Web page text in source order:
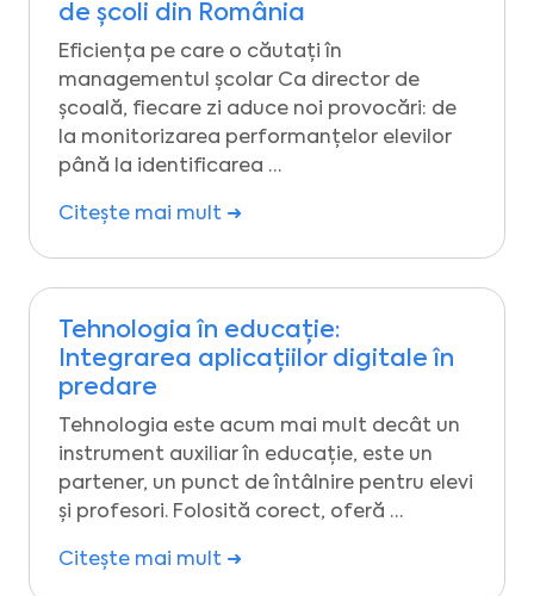
de școli din România
Eficiența pe care o căutați în
managementul școlar Ca director de
școală, fiecare zi aduce noi provocări: de
la monitorizarea performanțelor elevilor
până la identificarea …
Citește mai mult ➜
Tehnologia în educație:
Integrarea aplicațiilor digitale în
predare
Tehnologia este acum mai mult decât un
instrument auxiliar în educație, este un
partener, un punct de întâlnire pentru elevi
și profesori. Folosită corect, oferă …
Citește mai mult ➜